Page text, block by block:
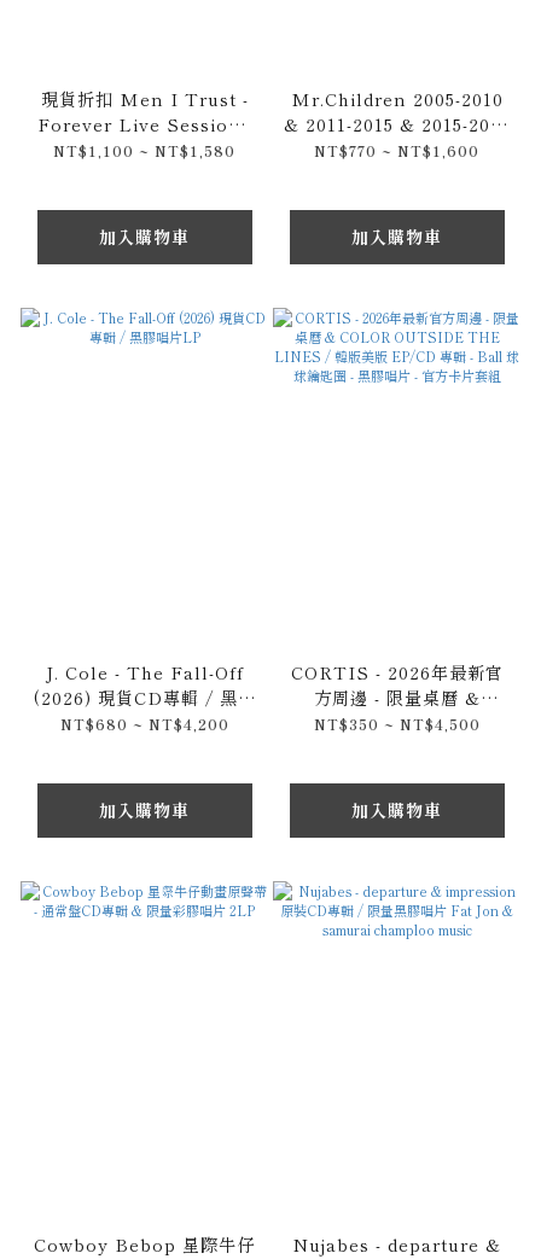
現貨折扣 Men I Trust -
Forever Live Sessions
(2020) 原裝CD專輯 & 黑膠
NT$1,100 ~ NT$1,580
加入購物車
Mr.Children 2005-2010
& 2011-2015 & 2015-2021
& NOW 通常盤CD / 初回
NT$770 ~ NT$1,600
加入購物車
J. Cole - The Fall-Off
(2026) 現貨CD專輯 / 黑膠
唱片LP
NT$680 ~ NT$4,200
加入購物車
CORTIS - 2026年最新官
方周邊 - 限量桌曆 &
COLOR OUTSIDE THE
匙圈 - 黑膠唱片 - 官方卡片
套組
NT$350 ~ NT$4,500
加入購物車
Cowboy Bebop 星際牛仔
Nujabes - departure &